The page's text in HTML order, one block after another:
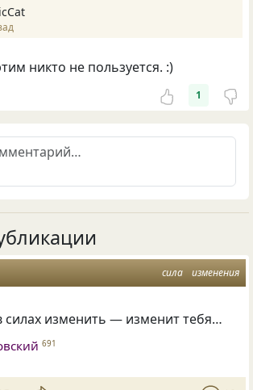
никто не пользуется. :)
1
сила изменения
силах изменить — изменит тебя…
691